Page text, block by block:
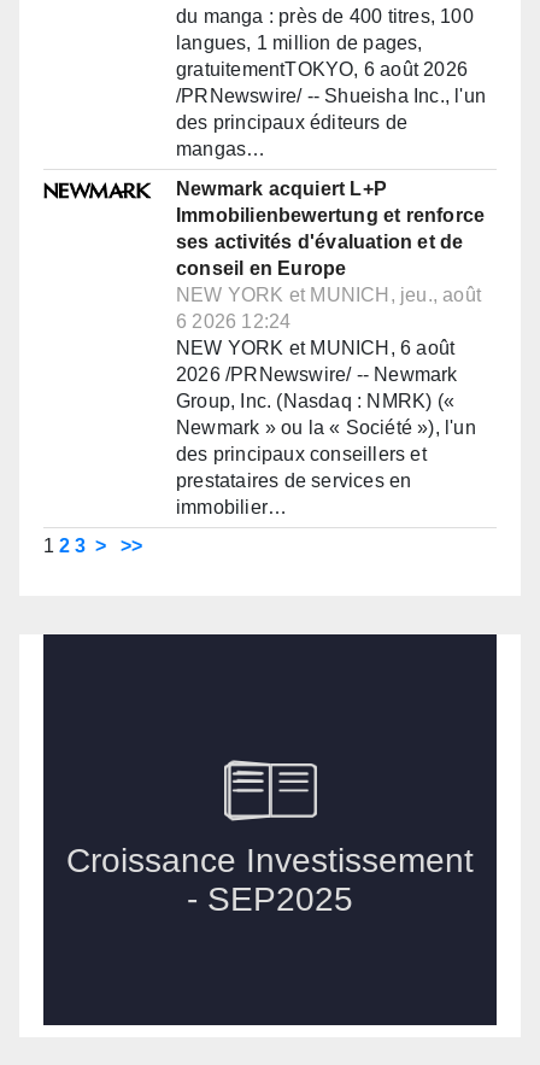
du manga : près de 400 titres, 100
langues, 1 million de pages,
gratuitementTOKYO, 6 août 2026
/PRNewswire/ -- Shueisha Inc., l'un
des principaux éditeurs de
mangas…
Newmark acquiert L+P
Immobilienbewertung et renforce
ses activités d'évaluation et de
conseil en Europe
NEW YORK et MUNICH, jeu., août
6 2026 12:24
NEW YORK et MUNICH, 6 août
2026 /PRNewswire/ -- Newmark
Group, Inc. (Nasdaq : NMRK) («
Newmark » ou la « Société »), l'un
des principaux conseillers et
prestataires de services en
immobilier…
1 2 3 > >>